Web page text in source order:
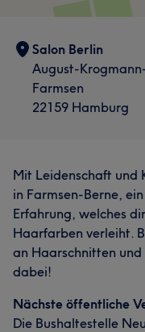
Salon Berlin
August-
Farmsen
22159 Hamburg
Mit Leidenschaft und
in Farmsen-Berne,
Erfahrung, welches
Haarfarben verleiht.
an Haarschnitten
dabei!
Nächste öffentliche
Die Bushaltestelle